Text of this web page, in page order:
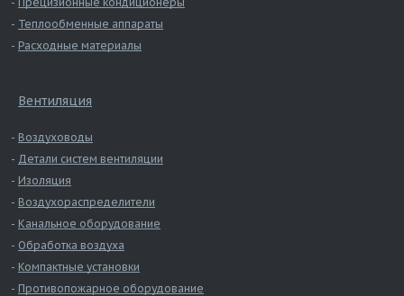
Теплообменные аппараты
Расходные материалы
Вентиляция
Воздуховоды
Детали систем вентиляции
Изоляция
Воздухораспределители
Канальное оборудование
Обработка воздуха
Компактные установки
Противопожарное оборудование